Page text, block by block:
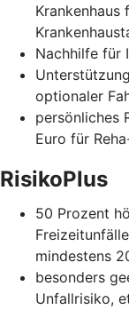
Krankenhaus
Nachhilfe für
optionaler
persönliches
Euro für
RisikoPlus
50 Prozent
mindestens
besonders
Unfallrisiko,